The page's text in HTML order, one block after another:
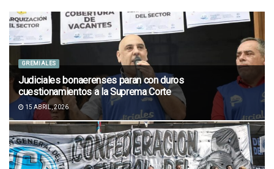
GREMIALES
Judiciales bonaerenses paran con duros
cuestionamientos a la Suprema Corte
15 ABRIL, 2026